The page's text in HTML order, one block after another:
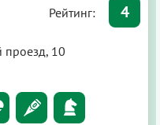
Рейтинг: 4
проезд, 10